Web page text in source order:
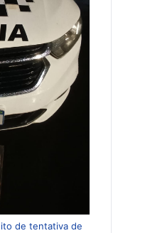
de tentativa de